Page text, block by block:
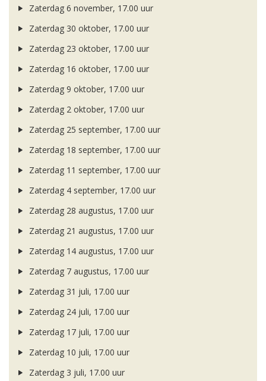
Zaterdag 6 november, 17.00 uur
Zaterdag 30 oktober, 17.00 uur
Zaterdag 23 oktober, 17.00 uur
Zaterdag 16 oktober, 17.00 uur
Zaterdag 9 oktober, 17.00 uur
Zaterdag 2 oktober, 17.00 uur
Zaterdag 25 september, 17.00 uur
Zaterdag 18 september, 17.00 uur
Zaterdag 11 september, 17.00 uur
Zaterdag 4 september, 17.00 uur
Zaterdag 28 augustus, 17.00 uur
Zaterdag 21 augustus, 17.00 uur
Zaterdag 14 augustus, 17.00 uur
Zaterdag 7 augustus, 17.00 uur
Zaterdag 31 juli, 17.00 uur
Zaterdag 24 juli, 17.00 uur
Zaterdag 17 juli, 17.00 uur
Zaterdag 10 juli, 17.00 uur
Zaterdag 3 juli, 17.00 uur